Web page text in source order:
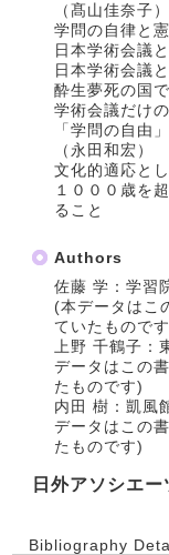
（髙山佳奈子）
学問の自律と
日本学術会議
日本学術会議
酔生夢死の国
学術会議だけ
「学問の自由
（永田和宏）
文化的適応と
１０００歳を
ること
Authors
佐藤 学：学習
(本データはこ
ていたもので
上野 千鶴子：
データはこの
たものです)
内田 樹：凱風
データはこの
たものです)
日外アソシエ
Bibliography